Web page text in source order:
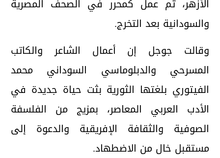
الأزهر، ثم عمل كمحرر في الصحف المصرية
والسودانية بعد التخرج.
وقالت جوجل إن أعمال الشاعر والكاتب
المسرحي والدبلوماسي السوداني محمد
الفيتوري بلغتها الثورية بثت حياة جديدة في
الأدب العربي المعاصر، بمزيج من الفلسفة
الصوفية والثقافة الإفريقية والدعوة إلى
مستقبل خال من الاضطهاد.